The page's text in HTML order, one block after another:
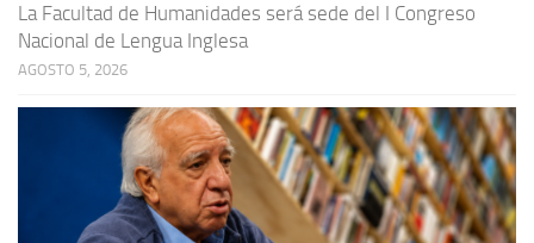
La Facultad de Humanidades será sede del I Congreso
Nacional de Lengua Inglesa
AGOSTO 5, 2026